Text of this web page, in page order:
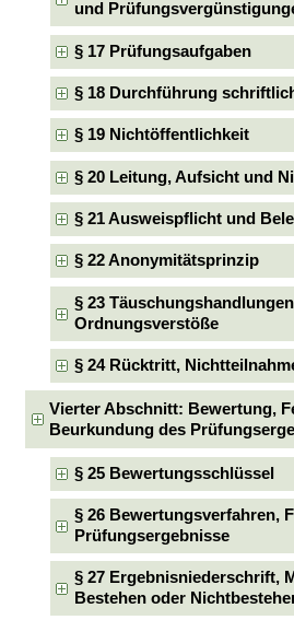
und
§ 17 Prüfungsaufgaben
§ 18 Durchführung
§ 19 Nichtöffentlichkeit
§ 20 Leitung, Aufsicht und
§ 21 Ausweispflicht und
§ 22 Anonymitätsprinzip
§ 23
Ordnungsverstöße
§ 24 Rücktritt,
Vierter Abschnitt: Bewertung,
Beurkundung des
§ 25 Bewertungsschlüssel
§ 26 Bewertungsverfahren,
Prüfungsergebnisse
§ 27 Ergebnisniederschrift,
Bestehen oder